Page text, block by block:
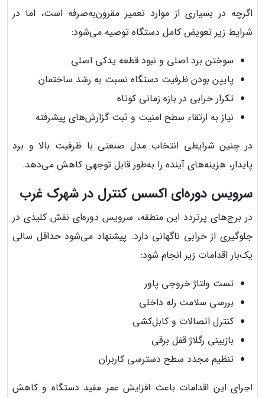
اگرچه در بسیاری از موارد تعمیر مقرون‌به‌صرفه است، اما در
شرایط زیر تعویض کامل دستگاه توصیه می‌شود:
سوختن برد اصلی و نبود قطعه یدکی اصلی
پایین بودن ظرفیت دستگاه نسبت به رشد ساختمان
تکرار خرابی در بازه زمانی کوتاه
نیاز به ارتقاء سطح امنیت و ثبت گزارش‌های پیشرفته
در چنین شرایطی انتخاب مدل صنعتی با ظرفیت بالا و برد
پایدار، هزینه‌های آینده را به‌طور قابل توجهی کاهش می‌دهد.
سرویس دوره‌ای اکسس کنترل در شهرک غرب
در برج‌های پرتردد این منطقه، سرویس دوره‌ای نقش کلیدی در
جلوگیری از خرابی ناگهانی دارد. پیشنهاد می‌شود حداقل سالی
یک‌بار اقدامات زیر انجام شود:
تست ولتاژ خروجی پاور
بررسی سلامت رله داخلی
کنترل اتصالات و کابل‌کشی
بازبینی رگلاژ قفل برقی
تنظیم مجدد سطح دسترسی کاربران
اجرای این اقدامات باعث افزایش عمر مفید دستگاه و کاهش